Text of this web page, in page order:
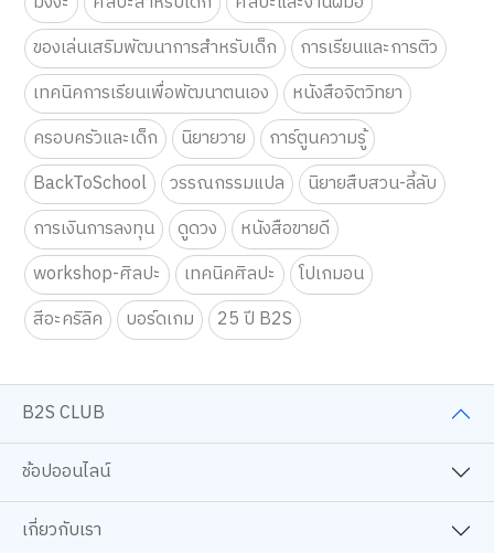
มังงะ
ศิลปะสำหรับเด็ก
ศิลปะและงานฝีมือ
ของเล่นเสริมพัฒนาการสำหรับเด็ก
การเรียนและการติว
เทคนิคการเรียนเพื่อพัฒนาตนเอง
หนังสือจิตวิทยา
ครอบครัวและเด็ก
นิยายวาย
การ์ตูนความรู้
BackToSchool
วรรณกรรมแปล
นิยายสืบสวน-ลี้ลับ
การเงินการลงทุน
ดูดวง
หนังสือขายดี
workshop-ศิลปะ
เทคนิคศิลปะ
โปเกมอน
B2S CLUB
ช้อปออนไลน์